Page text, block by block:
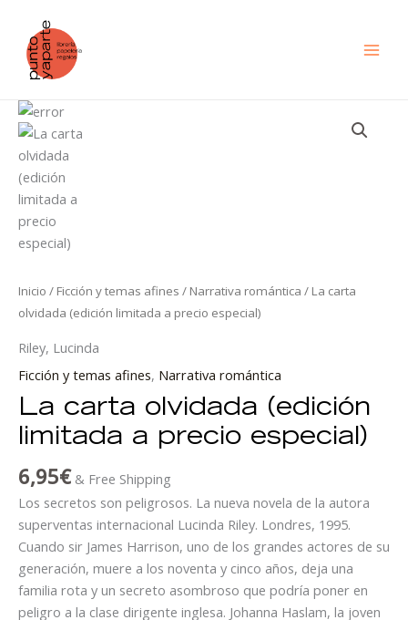
contenido
Inicio / Ficción y temas afines / Narrativa romántica / La carta
olvidada (edición limitada a precio especial)
Riley, Lucinda
Ficción y temas afines, Narrativa romántica
La carta olvidada (edición
limitada a precio especial)
6,95€ & Free Shipping
Los secretos son peligrosos. La nueva novela de la autora
superventas internacional Lucinda Riley. Londres, 1995.
Cuando sir James Harrison, uno de los grandes actores de su
generación, muere a los noventa y cinco años, deja una
familia rota y un secreto asombroso que podría poner en
peligro a la clase dirigente inglesa. Johanna Haslam, la joven
La
carta
olvidada
(edición
limitada
a
precio
cantidad